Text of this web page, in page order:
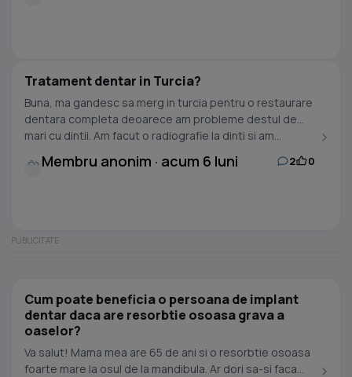
Tratament dentar in Turcia?
Buna, ma gandesc sa merg in turcia pentru o restaurare
dentara completa deoarece am probleme destul de
mari cu dintii. Am facut o radiografie la dinti si am...
Membru anonim · acum 6 luni 2 0
Cum poate beneficia o persoana de implant
dentar daca are resorbtie osoasa grava a
oaselor?
Va salut! Mama mea are 65 de ani si o resorbtie osoasa
foarte mare la osul de la mandibula. Ar dori sa-si faca